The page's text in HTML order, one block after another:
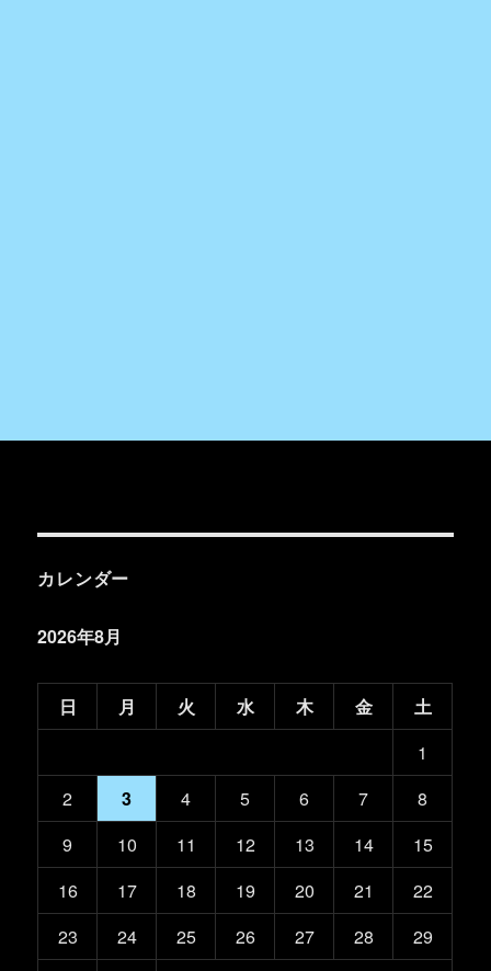
カレンダー
2026年8月
日 月 火 水 木 金
土
1
2
3 4 5 6 7
8
9
10 11 12 13 14
15
16
17 18 19 20 21
22
23
24 25 26 27 28
29